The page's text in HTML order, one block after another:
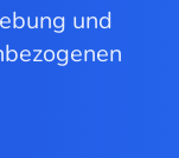
und